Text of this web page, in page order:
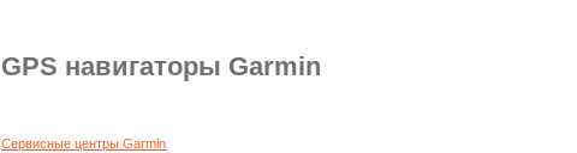
GPS навигаторы Garmin
Сервисные центры Garmin